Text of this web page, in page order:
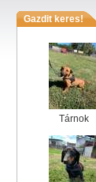
Gazdit keres!
Tárnok